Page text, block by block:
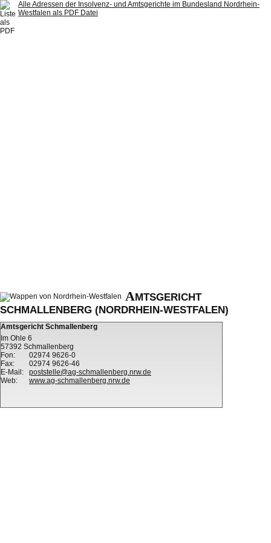
Alle Adressen der Insolvenz- und Amtsgerichte im Bundesland Nordrhein-
Westfalen als PDF Datei
AMTSGERICHT
SCHMALLENBERG (NORDRHEIN-WESTFALEN)
Amtsgericht Schmallenberg
Im Ohle 6
57392 Schmallenberg
Fon:
02974 9626-0
Fax:
02974 9626-46
E-Mail:
poststelle@ag-schmallenberg.nrw.de
Web:
www.ag-schmallenberg.nrw.de